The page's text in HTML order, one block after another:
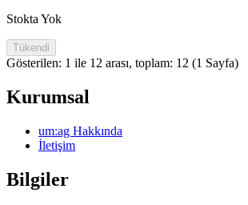
Stokta Yok
Tükendi
Gösterilen: 1 ile 12 arası, toplam: 12 (1 Sayfa)
Kurumsal
um:ag Hakkında
İletişim
Bilgiler